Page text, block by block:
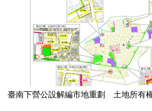
臺南下營公設解編市地重劃 土地所有